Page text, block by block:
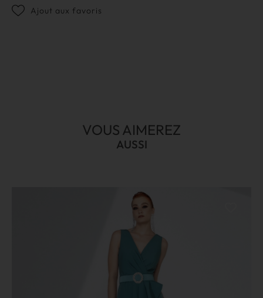
Ajout aux favoris
VOUS AIMEREZ
AUSSI